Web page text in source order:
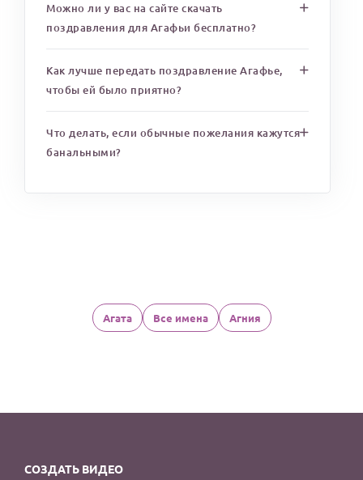
Можно ли у вас на сайте скачать
поздравления для Агафьи бесплатно?
Как лучше передать поздравление Агафье,
чтобы ей было приятно?
Что делать, если обычные пожелания кажутся
банальными?
Агата Все имена Агния
СОЗДАТЬ ВИДЕО